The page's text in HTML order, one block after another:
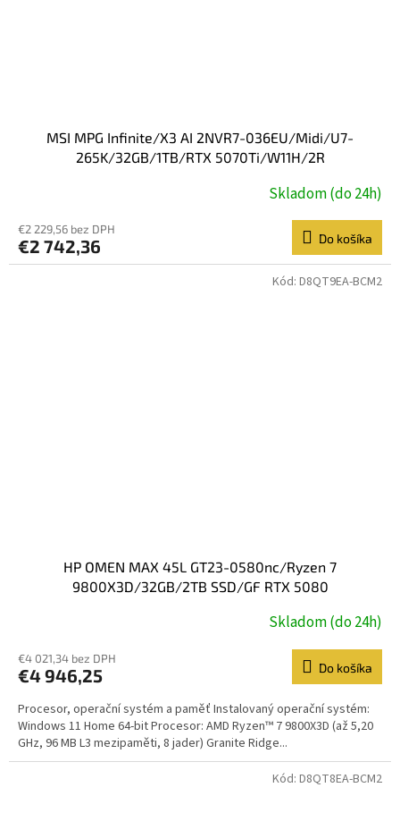
MSI MPG Infinite/X3 AI 2NVR7-036EU/Midi/U7-
265K/32GB/1TB/RTX 5070Ti/W11H/2R
Skladom (do 24h)
€2 229,56 bez DPH
€2 742,36 Do košíka
HP OMEN MAX 45L GT23-0580nc/Ryzen 7
9800X3D/32GB/2TB SSD/GF RTX 5080
Skladom (do 24h)
€4 021,34 bez DPH
€4 946,25 Do košíka
Procesor, operační systém a paměť Instalovaný operační systém:
Windows 11 Home 64-bit Procesor: AMD Ryzen™ 7 9800X3D (až 5,20
GHz, 96 MB L3 mezipaměti, 8 jader) Granite Ridge...
Kód: D8QT9EA-BCM2
Kód: D8QT8EA-BCM2